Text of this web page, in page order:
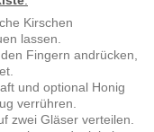
Kirschen
lassen.
Fingern andrücken,
und optional Honig
verrühren.
zwei Gläser verteilen.